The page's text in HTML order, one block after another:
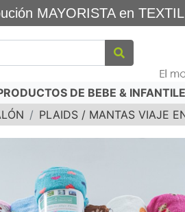
MAYORISTA en
DE BEBE &
PLAIDS / MANTAS VIAJE